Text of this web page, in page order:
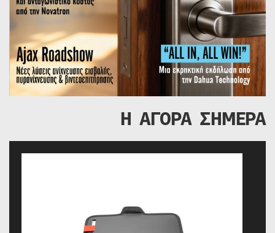
Η ΑΓΟΡΑ ΣΗΜΕΡΑ